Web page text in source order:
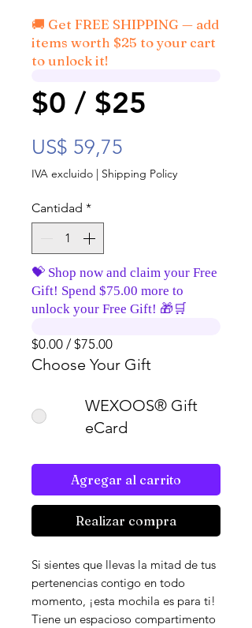
🚚 Get FREE SHIPPING — add
items worth $25 to your cart
to unlock it!
$0 / $25
US$ 59,75
IVA excluido | Shipping Policy
Cantidad *
💝 Shop now and claim your Free
Gift! Spend $75.00 more to
unlock your Free Gift! 🎁🛒
$0.00 / $75.00
Choose Your Gift
WEXOOS® Gift
eCard
Agregar al carrito
Realizar compra
Si sientes que llevas la mitad de tus
pertenencias contigo en todo
momento, ¡esta mochila es para ti!
Tiene un espacioso compartimento